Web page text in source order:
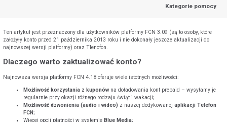
Załóż konto prepaid dla FIRM:
Kategorie pomocy
Ten artykuł jest przeznaczony dla użytkowników platformy FCN 3.09 (są to osoby, które
założyły konto przed 21 października 2013 roku i nie dokonały jeszcze aktualizacji do
najnowszej wersji platformy) oraz Tlenofon.
Dlaczego warto zaktualizować konto?
Najnowsza wersja platformy FCN 4.18 oferuje wiele istotnych możliwości:
Możliwość korzystania z kuponów na doładowania kont prepaid – wysyłamy je
regularnie przy okazji różnego rodzaju świąt i wakacji;
Możliwość dzwonienia (audio i wideo) z naszej dedykowanejaplikacji Telefon
FCN;
Więcej opcji płatności w systemie Blue Media;